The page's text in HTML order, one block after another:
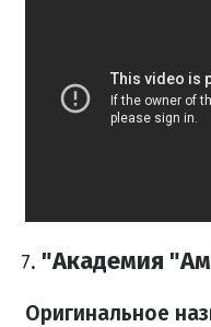
"Академия
Оригинальное